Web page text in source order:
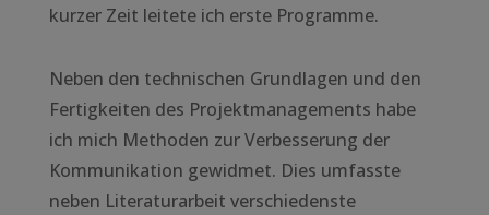
kurzer Zeit leitete ich erste Programme.
Neben den technischen Grundlagen und den
Fertigkeiten des Projektmanagements habe
ich mich Methoden zur Verbesserung der
Kommunikation gewidmet. Dies umfasste
neben Literaturarbeit verschiedenste